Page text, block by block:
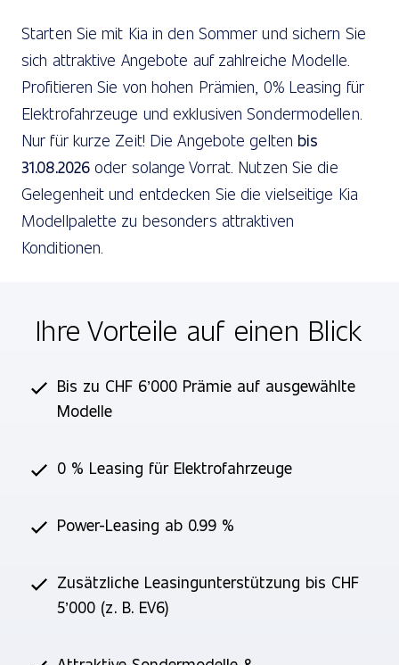
Starten Sie mit Kia in den Sommer und sichern Sie
sich attraktive Angebote auf zahlreiche Modelle.
Profitieren Sie von hohen Prämien, 0% Leasing für
Elektrofahrzeuge und exklusiven Sondermodellen.
Nur für kurze Zeit! Die Angebote gelten bis
31.08.2026 oder solange Vorrat. Nutzen Sie die
Gelegenheit und entdecken Sie die vielseitige Kia
Modellpalette zu besonders attraktiven
Konditionen.
Ihre Vorteile auf einen Blick
Bis zu CHF 6’000 Prämie auf ausgewählte
Modelle
0 % Leasing für Elektrofahrzeuge
Power-Leasing ab 0.99 %
Zusätzliche Leasingunterstützung bis CHF
5’000 (z. B. EV6)